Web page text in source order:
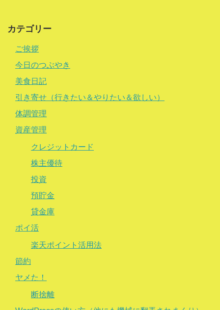
カテゴリー
ご挨拶
今日のつぶやき
美食日記
引き寄せ（行きたい＆やりたい＆欲しい）
体調管理
資産管理
クレジットカード
株主優待
投資
預貯金
貸金庫
ポイ活
楽天ポイント活用法
節約
ヤメた！
断捨離